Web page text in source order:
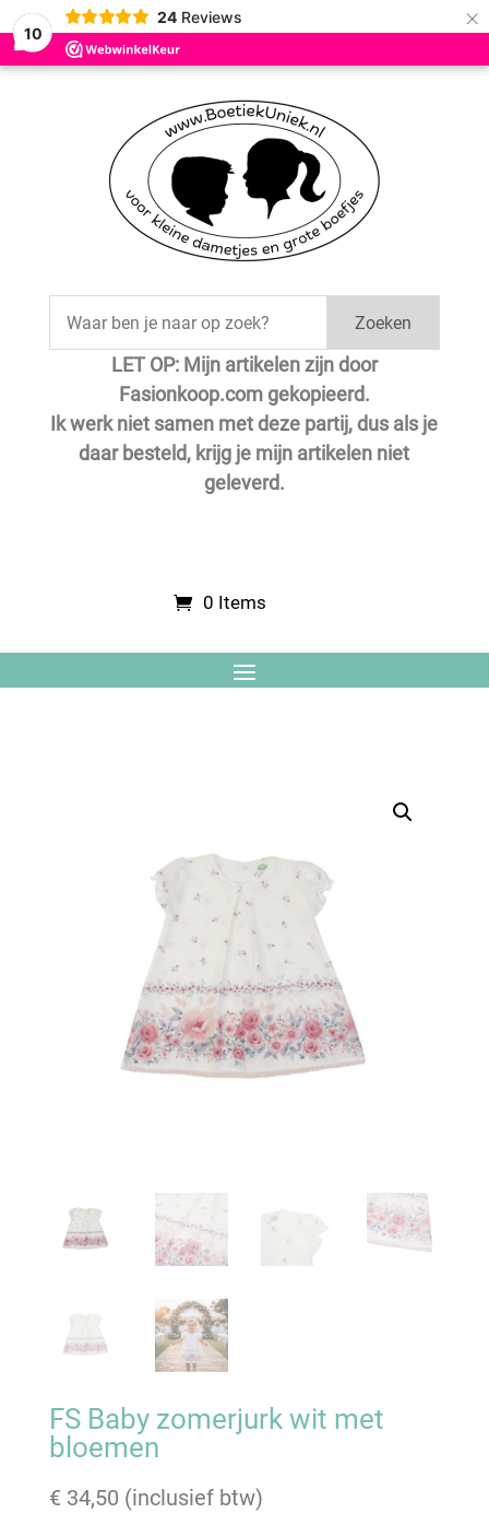
10
24 Reviews ×
Zoeken
LET OP: Mijn artikelen zijn door
Fasionkoop.com gekopieerd.
Ik werk niet samen met deze partij, dus als je
daar besteld, krijg je mijn artikelen niet
geleverd.
0 Items
Save
FS Baby zomerjurk wit met
bloemen
€ 34,50 (inclusief btw)